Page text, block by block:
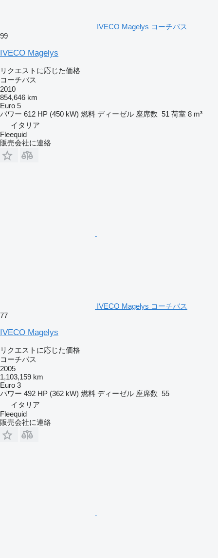
IVECO Magelys コーチバス
99
IVECO Magelys
リクエストに応じた価格
コーチバス
2010
854,646 km
Euro 5
パワー 612 HP (450 kW) 燃料 ディーゼル 座席数 51 荷室 8 m³
イタリア
Fleequid
販売会社に連絡
IVECO Magelys コーチバス
77
IVECO Magelys
リクエストに応じた価格
コーチバス
2005
1,103,159 km
Euro 3
パワー 492 HP (362 kW) 燃料 ディーゼル 座席数 55
イタリア
Fleequid
販売会社に連絡